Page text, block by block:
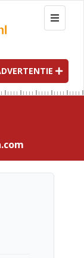
T
o
g
l
e
n
a
t